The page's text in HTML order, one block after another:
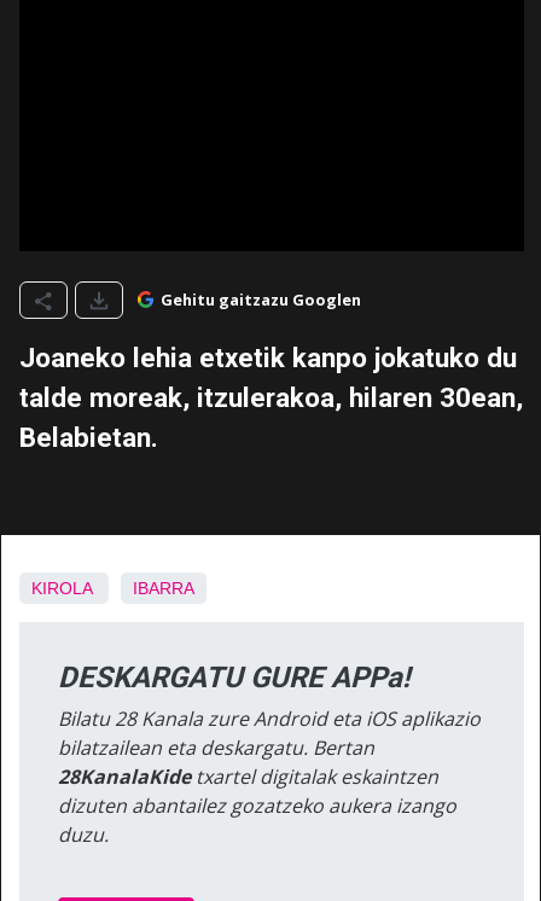
Gehitu gaitzazu Googlen
Joaneko lehia etxetik kanpo jokatuko du
talde moreak, itzulerakoa, hilaren 30ean,
Belabietan.
KIROLA IBARRA
DESKARGATU GURE APPa!
Bilatu 28 Kanala zure Android eta iOS aplikazio
bilatzailean eta deskargatu. Bertan
28KanalaKidetxartel digitalak eskaintzen
dizuten abantailez gozatzeko aukera izango
duzu.